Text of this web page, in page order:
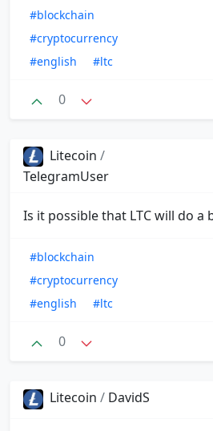
#blockchain
#cryptocurrency
#english
#ltc
0
Litecoin /
TelegramUser
Is it possible that LTC will do a
#blockchain
#cryptocurrency
#english
#ltc
0
Litecoin / DavidS